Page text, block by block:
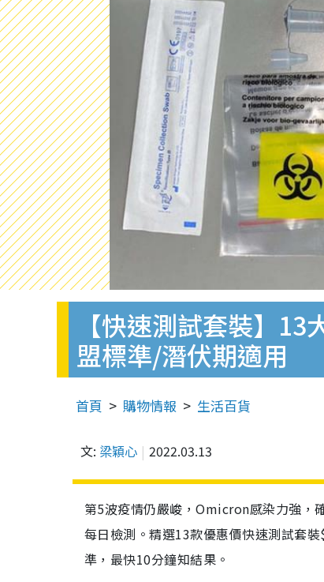
【快速測試套裝】
盟標準/潛伏期適用
首頁 購物情報 生活百貨
文: 梁穎心 2022.03.13
第5波疫情仍嚴峻，Omicron感染力強，
每日檢測。精選13款優惠價快速測試套
準，最快10分鐘知結果。